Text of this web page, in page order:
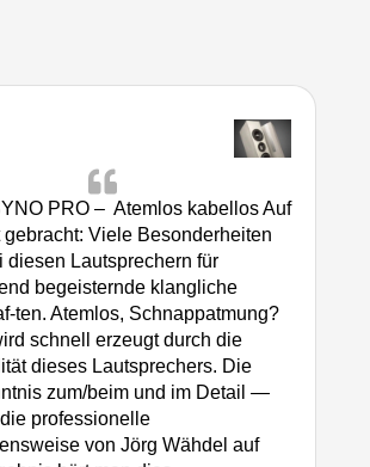

PRO – Atemlos kabellos Auf
gebracht: Viele Besonderheiten
diesen Lautsprechern für
begeisternde klangliche
ten. Atemlos, Schnappatmung?
schnell erzeugt durch die
dieses Lautsprechers. Die
zum/beim und im Detail —
professionelle
von Jörg Wähdel auf